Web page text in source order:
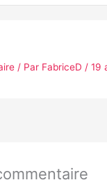
/ Par FabriceD/19